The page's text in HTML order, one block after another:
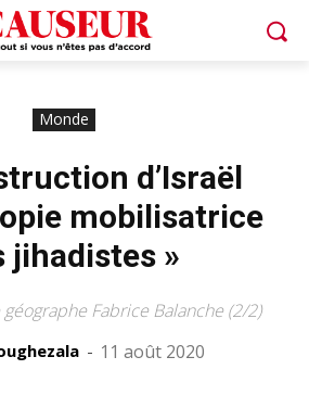
Monde
d’Israël
mobilisatrice
jihadistes »
Fabrice Balanche (2/2)
- 11 août 2020